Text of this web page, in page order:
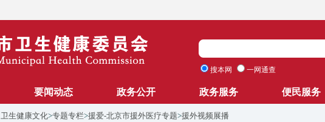
搜本网 一网通查
要闻动态 政务公开 政务服务 便民服务
卫生健康文化>专题专栏>援爱-北京市援外医疗专题>援外视频展播